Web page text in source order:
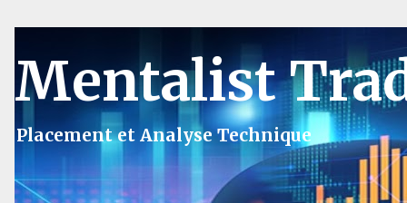
Mentalist
Placement et Analyse Technique